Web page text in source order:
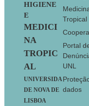
HIGIENE
E
MEDICI
NA
TROPIC
AL
UNIVERSIDA
DE NOVA DE
LISBOA
Tropical
Portal
UNL
dados